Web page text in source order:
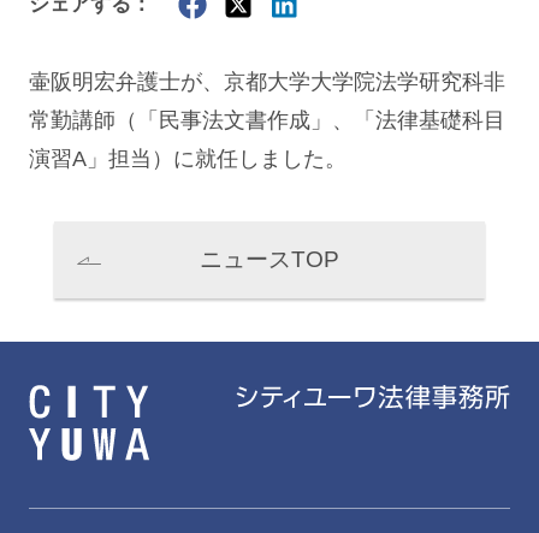
壷阪明宏弁護士が、京都大学大学院法学研究科非
常勤講師（「民事法文書作成」、「法律基礎科目
演習A」担当）に就任しました。
ニュースTOP